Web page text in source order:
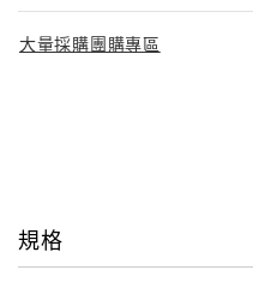
大量採購團購專區
規格